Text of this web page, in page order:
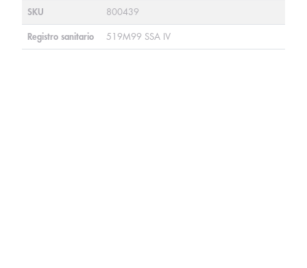
SKU 800439
Registro sanitario 519M99 SSA IV